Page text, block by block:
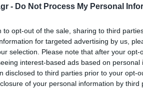
- Do Not Process My Personal
to opt-out of the sale, sharing to third
for targeted advertising by us,
selection. Please note that after your
interest-based ads based on
disclosed to third parties prior to your opt-
of your personal information by third